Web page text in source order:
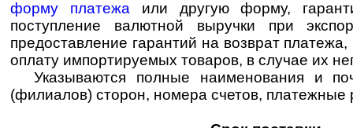
форму платежа или другую форму,
поступление валютной выручки при
предоставление гарантий на возврат
оплату импортируемых товаров, в случае их
Указываются полные наименования и
(филиалов) сторон, номера счетов, платежные